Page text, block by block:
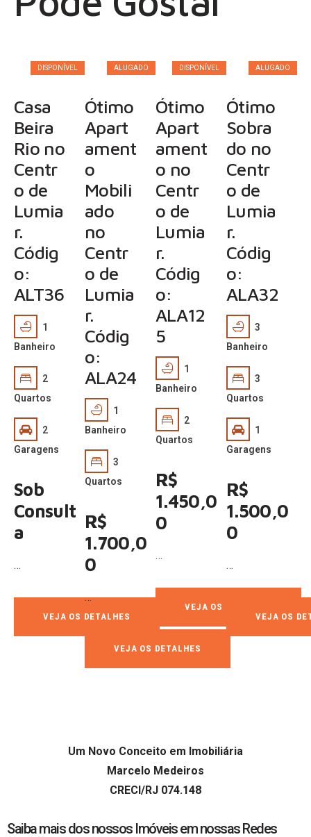
DISPONÍVEL
Casa
Beira
Rio no
Centr
o de
Lumia
r.
Códig
o:
ALT36
1
Banheiro
2
Quartos
2
Garagens
Sob
Consult
a
…
VEJA OS DETALHES
ALUGADO
Ótimo
Apart
ament
o
Mobili
ado
no
Centr
o de
Lumia
r.
Códig
o:
ALA24
1
Banheiro
3
Quartos
R$
1.700,0
0
…
VEJA OS DETALHES
DISPONÍVEL
Ótimo
Apart
ament
o no
Centr
o de
Lumia
r.
Códig
o:
ALA12
5
1
Banheiro
2
Quartos
R$
1.450,0
0
…
VEJA OS DETALHES
ALUGADO
Ótimo
Sobra
do no
Centr
o de
Lumia
r.
Códig
o:
ALA32
3
Banheiro
3
Quartos
1
Garagens
R$
1.500,0
0
…
VEJA OS
Um Novo Conceito em Imobiliária
Marcelo Medeiros
CRECI/RJ 074.148
Saiba mais dos nossos Imóveis em nossas Redes